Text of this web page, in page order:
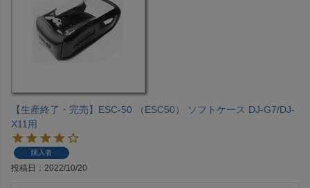
【生産終了・完売】ESC-50 （ESC50） ソフトケース DJ-G7/DJ-
X11用
購入者
投稿日 2022/10/20